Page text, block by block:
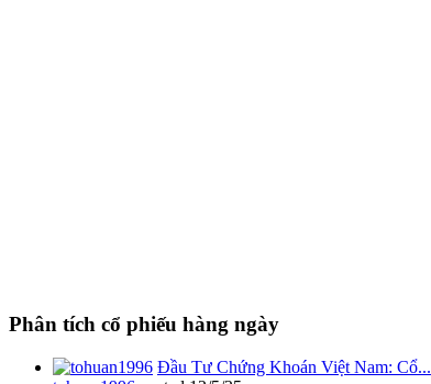
Phân tích cổ phiếu hàng ngày
Đầu Tư Chứng Khoán Việt Nam: Cổ...